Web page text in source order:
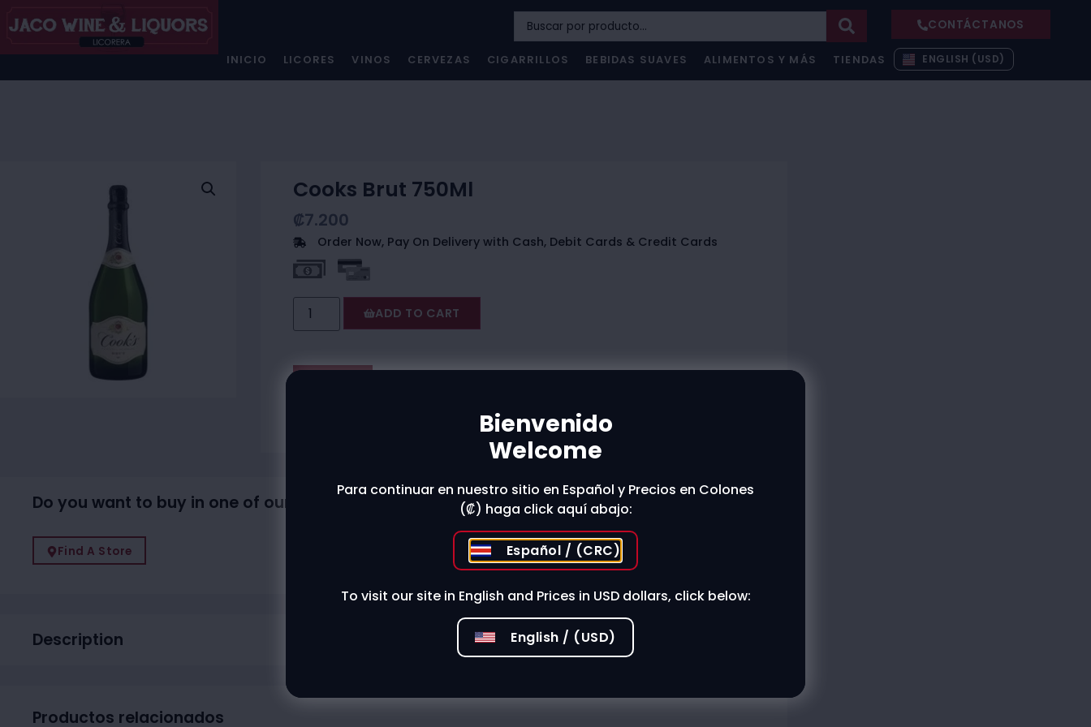
CONTÁCTANOS
INICIO LICORES VINOS CERVEZAS CIGARRILLOS BEBIDAS SUAVES ALIMENTOS Y MÁS TIENDAS ENGLISH (USD)
Cooks Brut 750Ml
₡7.200
Order Now, Pay On Delivery with Cash, Debit Cards & Credit Cards
ADD TO CART
Do you want to buy in one of our physical stores?
Find A Store
Description
Productos relacionados
Bienvenido
Welcome
Para continuar en nuestro sitio en Español y Precios en Colones
(₡) haga click aquí abajo:
Español / (CRC)
To visit our site in English and Prices in USD dollars, click below:
English / (USD)